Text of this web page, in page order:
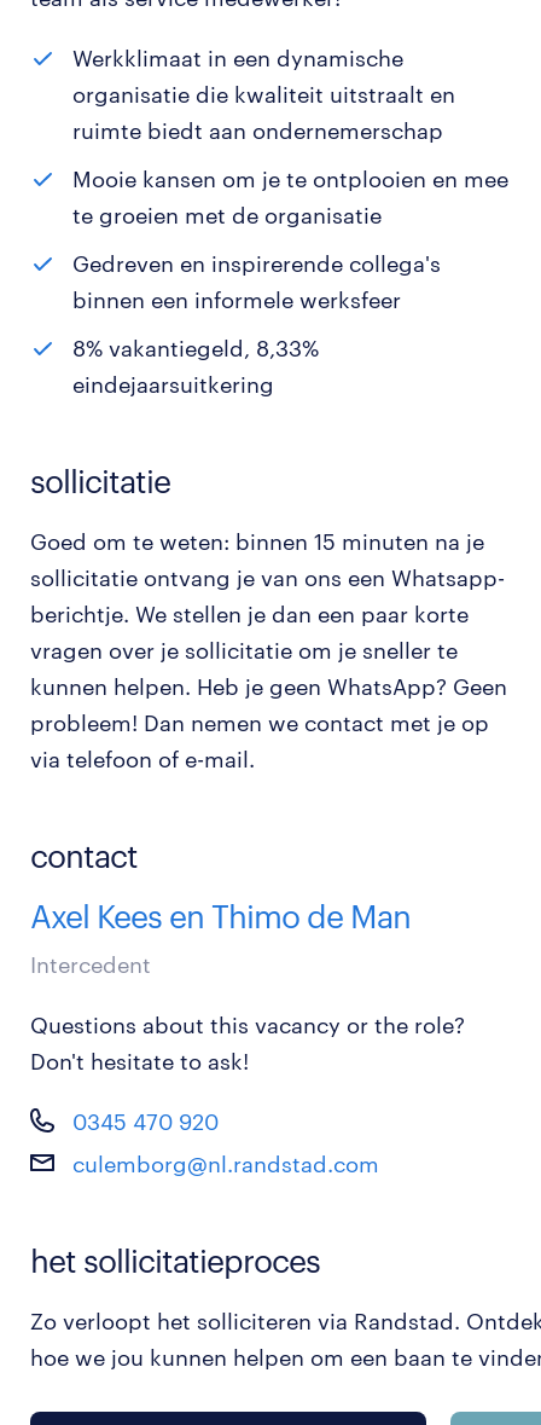
Werkklimaat in een dynamische
organisatie die kwaliteit uitstraalt en
ruimte biedt aan ondernemerschap
Mooie kansen om je te ontplooien en mee
te groeien met de organisatie
Gedreven en inspirerende collega's
binnen een informele werksfeer
8% vakantiegeld, 8,33%
eindejaarsuitkering
sollicitatie
Goed om te weten: binnen 15 minuten na je
sollicitatie ontvang je van ons een Whatsapp-
berichtje. We stellen je dan een paar korte
vragen over je sollicitatie om je sneller te
kunnen helpen. Heb je geen WhatsApp? Geen
probleem! Dan nemen we contact met je op
via telefoon of e-mail.
contact
Axel Kees en Thimo de Man
Intercedent
Questions about this vacancy or the role?
Don't hesitate to ask!
0345 470 920
culemborg@nl.randstad.com
het sollicitatieproces
Zo verloopt het solliciteren via Randstad.
hoe we jou kunnen helpen om een baan te